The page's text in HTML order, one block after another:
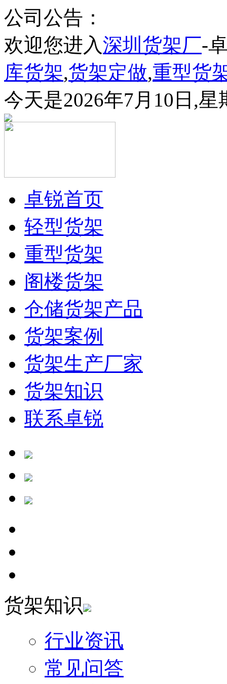
公司公告：
欢迎您进入深圳货架厂-
库货架,货架定做,重型货
今天是2026年7月10日,星
卓锐首页
轻型货架
重型货架
阁楼货架
仓储货架产品
货架案例
货架生产厂家
货架知识
联系卓锐
货架知识
行业资讯
常见问答